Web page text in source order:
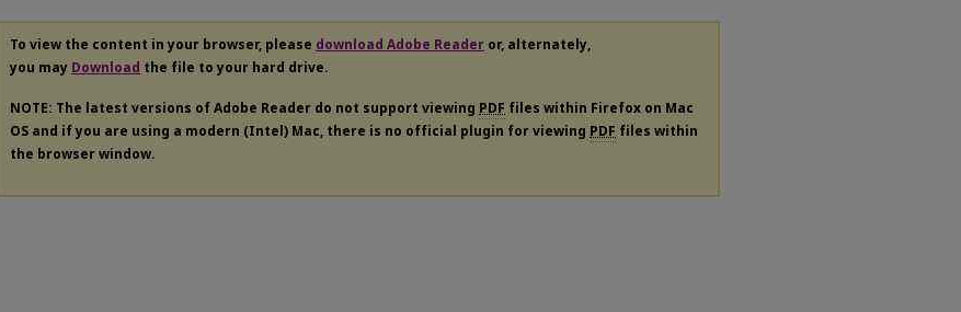
To view the content in your browser, please download Adobe Reader or, alternately,
you may Download the file to your hard drive.
NOTE: The latest versions of Adobe Reader do not support viewing PDF files within Firefox on Mac
OS and if you are using a modern (Intel) Mac, there is no official plugin for viewing PDF files within
the browser window.